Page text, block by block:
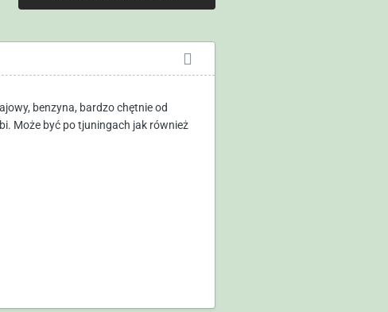
benzyna, bardzo chętnie od
Może być po tjuningach jak również